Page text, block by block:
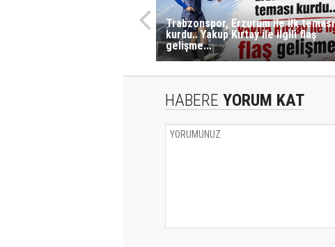
Trabzonspor, Erzurum ile ilk teması
kurdu.. Yakup Kırtay ile ilgili flaş
gelişme...
HABERE YORUM KAT